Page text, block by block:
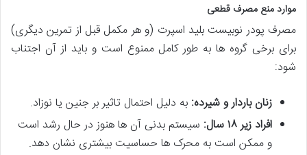
موارد منع مصرف قطعی
مصرف پودر نوبیست بلید اسپرت (و هر مکمل قبل از تمرین دیگری)
برای برخی گروه ها به طور کامل ممنوع است و باید از آن اجتناب
شود:
زنان باردار و شیرده: به دلیل احتمال تاثیر بر جنین یا نوزاد.
افراد زیر ۱۸ سال:
سیستم بدنی آن ها هنوز در حال رشد است
و ممکن است به محرک ها حساسیت بیشتری نشان دهد.